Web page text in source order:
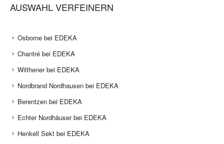
AUSWAHL VERFEINERN
Osborne bei EDEKA
Chantré bei EDEKA
Wilthener bei EDEKA
Nordbrand Nordhausen bei EDEKA
Berentzen bei EDEKA
Echter Nordhäuser bei EDEKA
Henkell Sekt bei EDEKA